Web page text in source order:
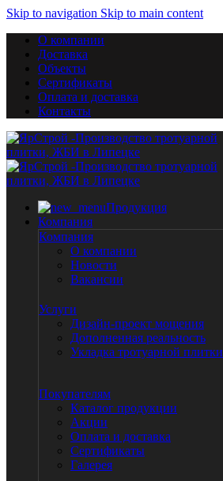
Skip to navigation Skip to main content
О компании
Доставка
Объекты
Сертификаты
Оплата и доставка
Контакты
Продукция
Компания
Компания
О компании
Новости
Вакансии
Услуги
Дизайн-проект мощения
Дополненная реальность
Укладка тротуарной плитки
Покупателям
Каталог продукции
Акции
Оплата и доставка
Сертификаты
Галерея